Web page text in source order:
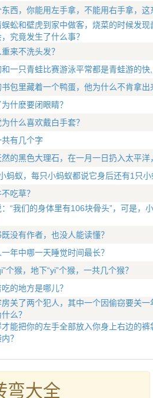
西，你能用左手拿，不能用右手拿，这
蜈蚣和壁虎到家中做客，烧菜的时候发
究竟发生了什么事？
来不洗头发？
一只青蛙比赛游泳平常都是青蛙游的
包里藏着一个鸭蛋，他为什么不肯拿出
什麽要闭眼睛？
什么喜欢戴白手套？
共有几个字
的黑色大理石，在一月一日扔入太平洋
蚂蚁，每只小蚂蚁都说它身后还有1只
吃草？
“我们的身体里有106块骨头”，可是，
没有作者，也没人能读懂？
年中哪一天睡觉时间最长？
个猴，地下“yi”个猴，一共几个猴？
的地方是哪儿？
关了两个犯人，其中一个因偷窃要关
么？
能把你的左手全部放入你身上右边的
？
弯大全